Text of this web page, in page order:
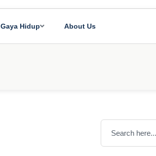
Gaya Hidup About Us